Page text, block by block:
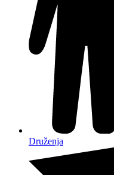
Druženja